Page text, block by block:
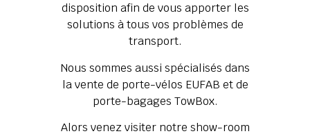
disposition afin de vous apporter les
solutions à tous vos problèmes de
transport.
Nous sommes aussi spécialisés dans
la vente de porte-vélos EUFAB et de
porte-bagages TowBox.
Alors venez visiter notre show-room